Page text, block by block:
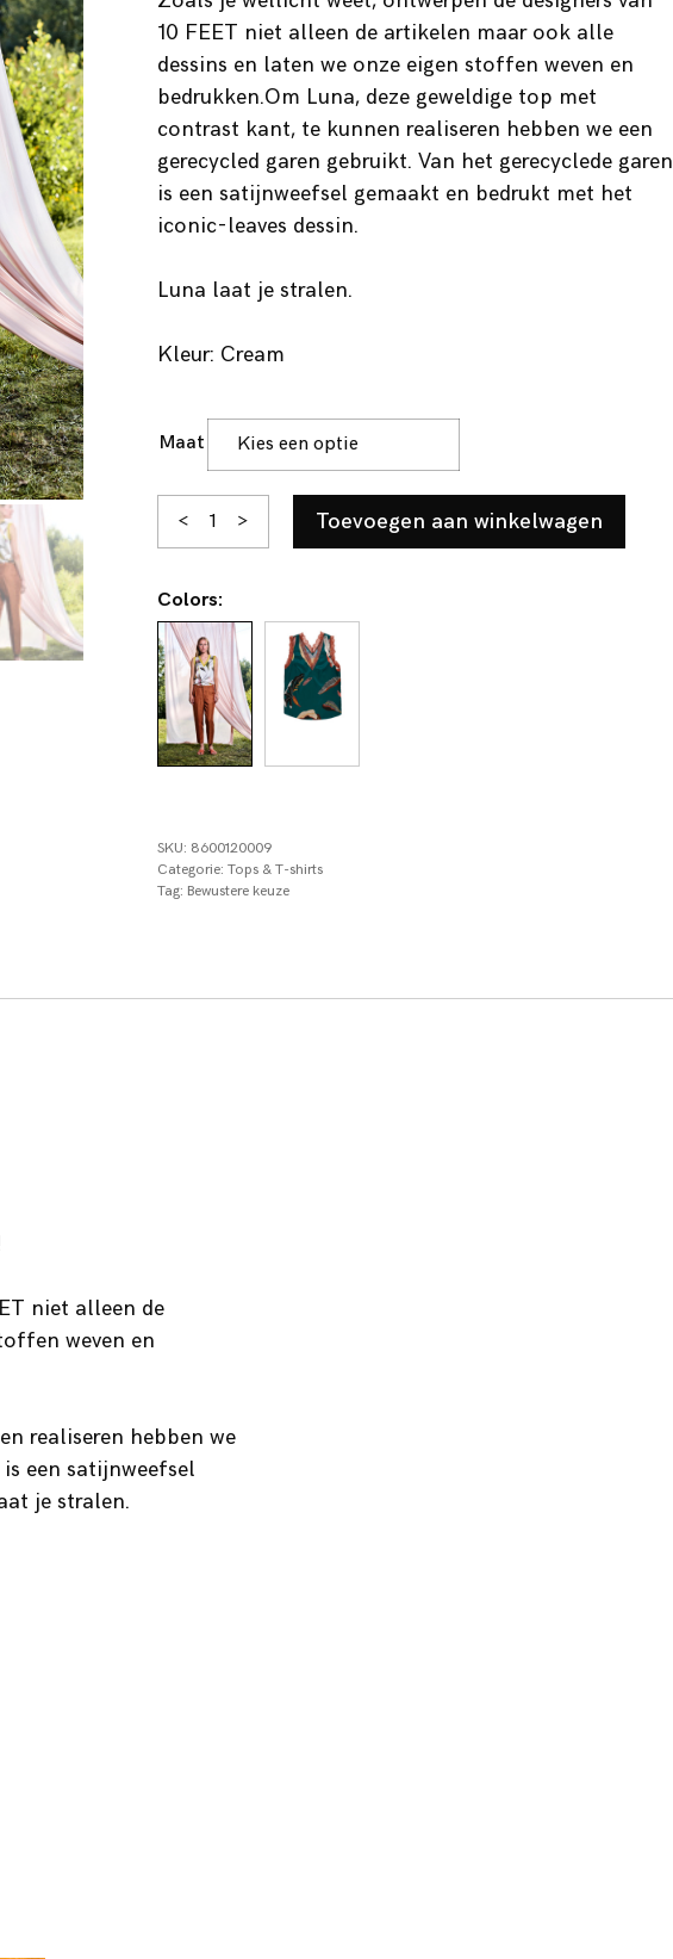
10 FEET niet alleen de artikelen maar ook alle
dessins en laten we onze eigen stoffen weven en
bedrukken.Om Luna, deze geweldige top met
contrast kant, te kunnen realiseren hebben we een
gerecycled garen gebruikt. Van het gerecyclede garen
is een satijnweefsel gemaakt en bedrukt met het
iconic-leaves dessin.
Luna laat je stralen.
Kleur: Cream
Maat
<
Luna
aantal
> Toevoegen aan winkelwagen
Colors:
SKU: 8600120009
Categorie: Tops & T-shirts
Tag: Bewustere keuze
niet alleen de
weven en
realiseren hebben we
een satijnweefsel
je stralen.